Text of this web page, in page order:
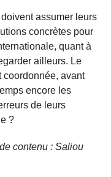
doivent assumer leurs
concrètes pour
quant à
ailleurs. Le
coordonnée, avant
encore les
de leurs
?
contenu : Saliou